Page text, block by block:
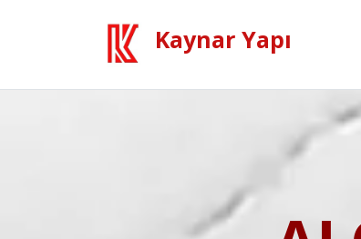
Kaynar Yapı